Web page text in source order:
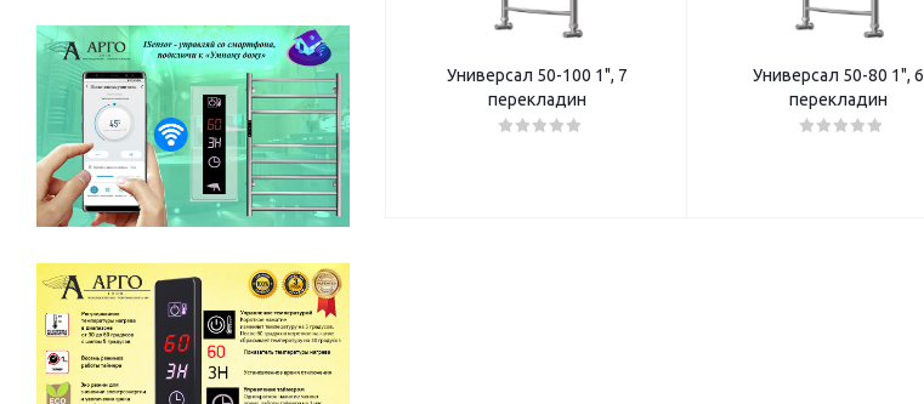
Универсал 50-100 1", 7
перекладин
Универсал 50-80 1", 6
перекладин